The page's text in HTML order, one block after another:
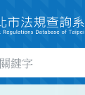
位